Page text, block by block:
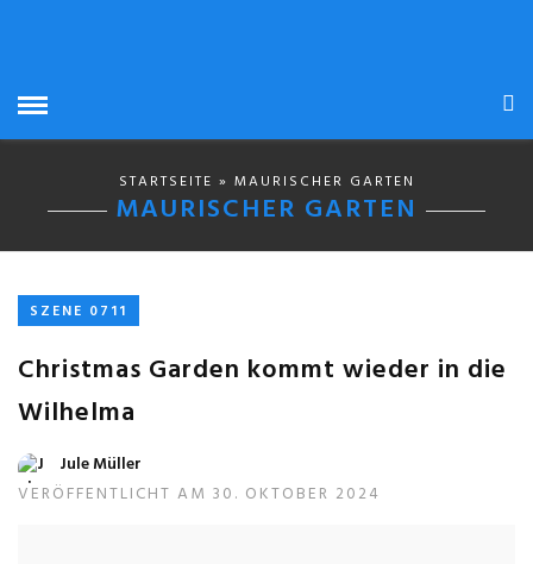
STARTSEITE » MAURISCHER GARTEN
MAURISCHER GARTEN
SZENE 0711
Christmas Garden kommt wieder in die
Wilhelma
Jule Müller
VERÖFFENTLICHT AM 30. OKTOBER 2024